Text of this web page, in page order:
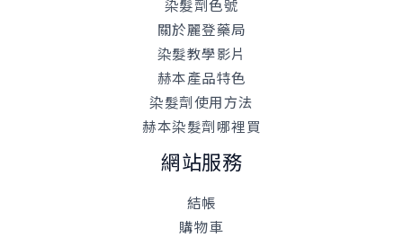
染髮劑色號
關於麗登藥局
染髮教學影片
赫本產品特色
染髮劑使用方法
赫本染髮劑哪裡買
網站服務
結帳
購物車